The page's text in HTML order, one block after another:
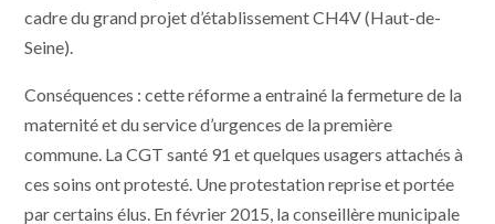
cadre du grand projet d’établissement CH4V (Haut-de-
Seine).
Conséquences : cette réforme a entrainé la fermeture de la
maternité et du service d’urgences de la première
commune. La CGT santé 91 et quelques usagers attachés à
ces soins ont protesté. Une protestation reprise et portée
par certains élus. En février 2015, la conseillère municipale